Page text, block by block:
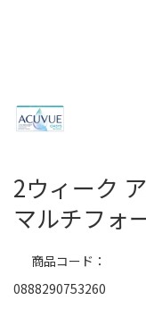
2ウィーク
マルチフォ
商品コード
0888290753260